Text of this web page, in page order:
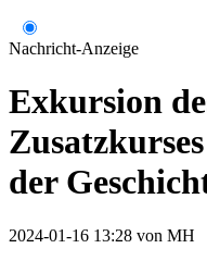
Nachricht-Anzeige
Exkursion
der
2024-01-16 13:28 von MH